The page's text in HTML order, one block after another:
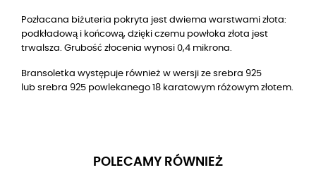
Pozłacana biżuteria pokryta jest dwiema warstwami złota:
podkładową i końcową, dzięki czemu powłoka złota jest
trwalsza. Grubość złocenia wynosi 0,4 mikrona.
Bransoletka występuje również w wersji ze srebra 925
lub srebra 925 powlekanego 18 karatowym różowym złotem.
POLECAMY RÓWNIEŻ